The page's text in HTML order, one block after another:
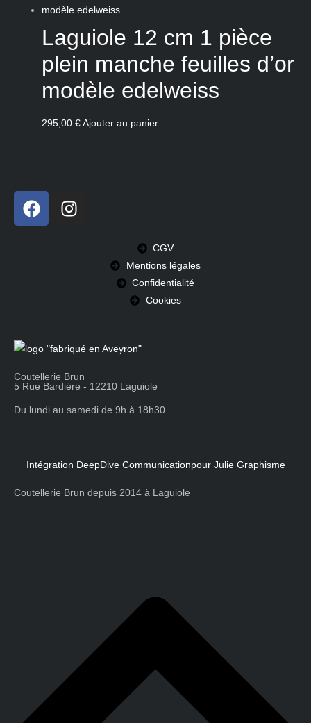
Laguiole 12 cm 1 pièce
plein manche feuilles d’or
modèle edelweiss
295,00 €Ajouter au panier
CGV
Mentions légales
Confidentialité
Cookies
Coutellerie Brun
5 Rue Bardière - 12210 Laguiole
Du lundi au samedi de 9h à 18h30
Intégration DeepDive Communicationpour Julie Graphisme
Coutellerie Brun depuis 2014 à Laguiole